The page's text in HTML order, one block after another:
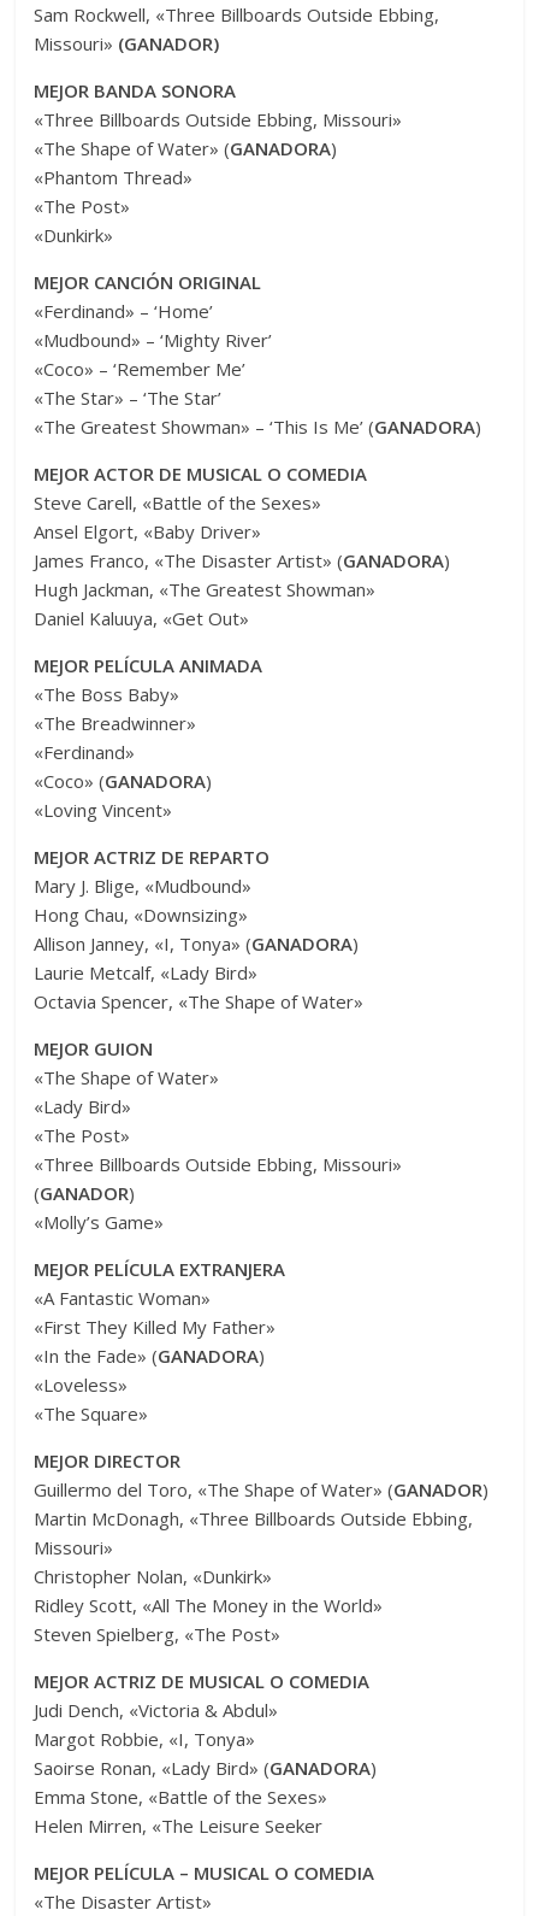
Sam Rockwell, «Three Billboards Outside Ebbing,
Missouri» (GANADOR)
MEJOR BANDA SONORA
«Three Billboards Outside Ebbing, Missouri»
«The Shape of Water» (GANADORA)
«Phantom Thread»
«The Post»
«Dunkirk»
MEJOR CANCIÓN ORIGINAL
«Ferdinand» – ‘Home’
«Mudbound» – ‘Mighty River’
«Coco» – ‘Remember Me’
«The Star» – ‘The Star’
«The Greatest Showman» – ‘This Is Me’ (GANADORA)
MEJOR ACTOR DE MUSICAL O COMEDIA
Steve Carell, «Battle of the Sexes»
Ansel Elgort, «Baby Driver»
James Franco, «The Disaster Artist» (GANADORA)
Hugh Jackman, «The Greatest Showman»
Daniel Kaluuya, «Get Out»
MEJOR PELÍCULA ANIMADA
«The Boss Baby»
«The Breadwinner»
«Ferdinand»
«Coco» (GANADORA)
«Loving Vincent»
MEJOR ACTRIZ DE REPARTO
Mary J. Blige, «Mudbound»
Hong Chau, «Downsizing»
Allison Janney, «I, Tonya» (GANADORA)
Laurie Metcalf, «Lady Bird»
Octavia Spencer, «The Shape of Water»
MEJOR GUION
«The Shape of Water»
«Lady Bird»
«The Post»
«Three Billboards Outside Ebbing, Missouri»
(GANADOR)
«Molly’s Game»
MEJOR PELÍCULA EXTRANJERA
«A Fantastic Woman»
«First They Killed My Father»
«In the Fade» (GANADORA)
«Loveless»
«The Square»
MEJOR DIRECTOR
​Guillermo del Toro, «The Shape of Water» (GANADOR)
Martin McDonagh, «Three Billboards Outside Ebbing,
Missouri»
Christopher Nolan, «Dunkirk»
Ridley Scott, «All The Money in the World»
Steven Spielberg, «The Post»
MEJOR ACTRIZ DE MUSICAL O COMEDIA
Judi Dench, «Victoria & Abdul»
Margot Robbie, «I, Tonya»
Saoirse Ronan, «Lady Bird» (GANADORA)
Emma Stone, «Battle of the Sexes»
Helen Mirren, «The Leisure Seeker
MEJOR PELÍCULA – MUSICAL O COMEDIA
«The Disaster Artist»